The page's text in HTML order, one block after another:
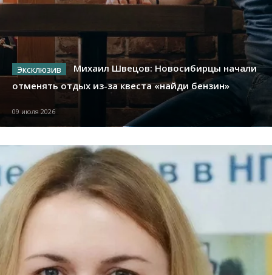
Михаил Швецов: Новосибирцы начали
отменять отдых из-за квеста «найди бензин»
09 июля 2026